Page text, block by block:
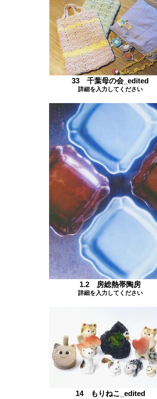
33 千葉母の会_edited
詳細を入力してください
1.2 房総熱帯陶房
詳細を入力してください
14 もりねこ_edited